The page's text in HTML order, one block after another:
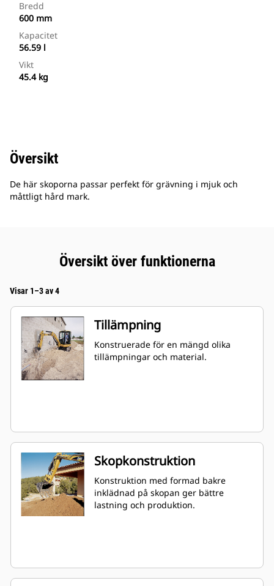
Bredd
600 mm
Kapacitet
56.59 l
Vikt
45.4 kg
Översikt
De här skoporna passar perfekt för grävning i mjuk och
måttligt hård mark.
Översikt över funktionerna
Visar 1–3 av 4
Tillämpning
Konstruerade för en mängd olika
tillämpningar och material.
Skopkonstruktion
Konstruktion med formad bakre
inklädnad på skopan ger bättre
lastning och produktion.